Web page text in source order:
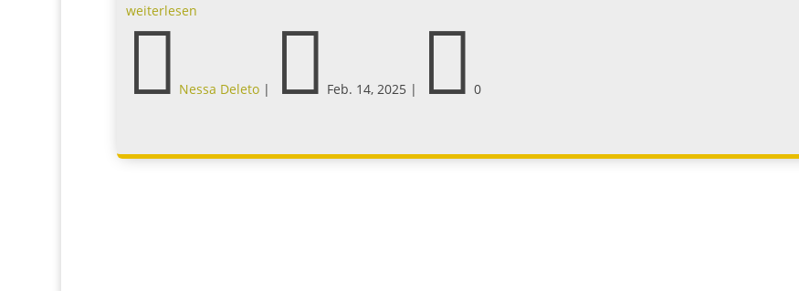
weiterlesen
 Nessa Deleto|  Feb. 14, 2025 |  0